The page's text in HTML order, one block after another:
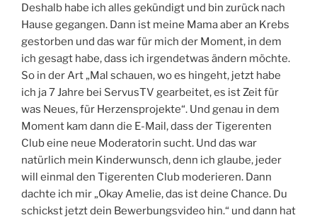
Deshalb habe ich alles gekündigt und bin zurück nach
Hause gegangen. Dann ist meine Mama aber an Krebs
gestorben und das war für mich der Moment, in dem
ich gesagt habe, dass ich irgendetwas ändern möchte.
So in der Art „Mal schauen, wo es hingeht, jetzt habe
ich ja 7 Jahre bei ServusTV gearbeitet, es ist Zeit für
was Neues, für Herzensprojekte“. Und genau in dem
Moment kam dann die E-Mail, dass der Tigerenten
Club eine neue Moderatorin sucht. Und das war
natürlich mein Kinderwunsch, denn ich glaube, jeder
will einmal den Tigerenten Club moderieren. Dann
dachte ich mir „Okay Amelie, das ist deine Chance. Du
schickst jetzt dein Bewerbungsvideo hin.“ und dann hat